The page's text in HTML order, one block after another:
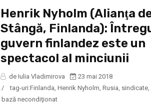
Henrik Nyholm (Alianţa
Stângă, Finlanda):
guvern finlandez este un
spectacol al minciunii
de Iulia Vladimirova
23 mai 2018
/
tag-uri:Finlanda,Henrik Nyholm,Rusia, sindicate,
bază necondiţionat